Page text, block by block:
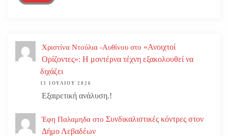
Χριστίνα Ντούλια -Αυθίνου στο «Ανοιχτοί
Ορίζοντες»: Η μοντέρνα τέχνη εξακολουθεί να
διχάζει
13 ΙΟΥΛΊΟΥ 2026
Εξαιρετική ανάλυση.!
Έφη Παλαμηδα στο Συνδικαλιστικές κόντρες στον
Δήμο Λεβαδέων